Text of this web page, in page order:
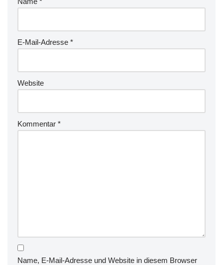
E-Mail-Adresse *
Website
Kommentar *
Name, E-Mail-Adresse und Website in diesem Browser